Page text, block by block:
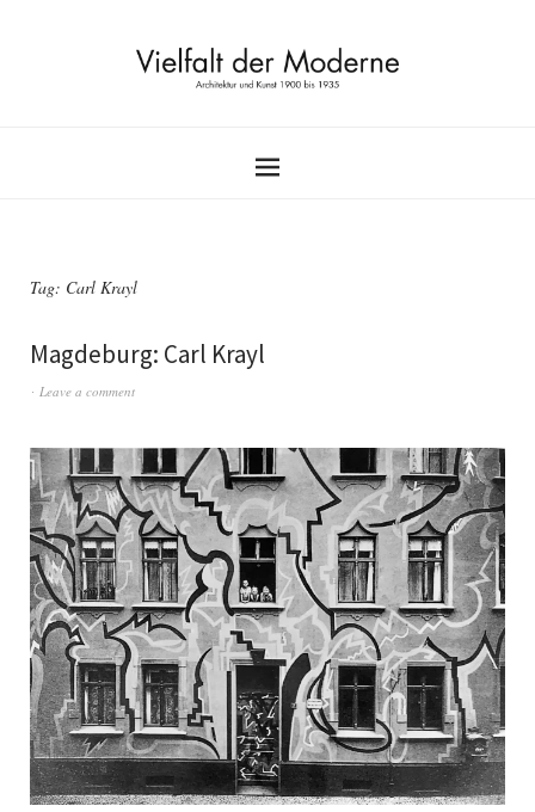
Tag: Carl Krayl
Magdeburg: Carl Krayl
Leave a comment